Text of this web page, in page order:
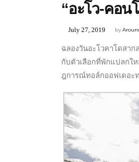
“อะโว-คอน
by
July 27, 2019
ฉลองวันอะโวคาโดสา
กับตัวเลือกที่พักแปลกใ
ฎการณ์ทอล์กออฟเดอะ